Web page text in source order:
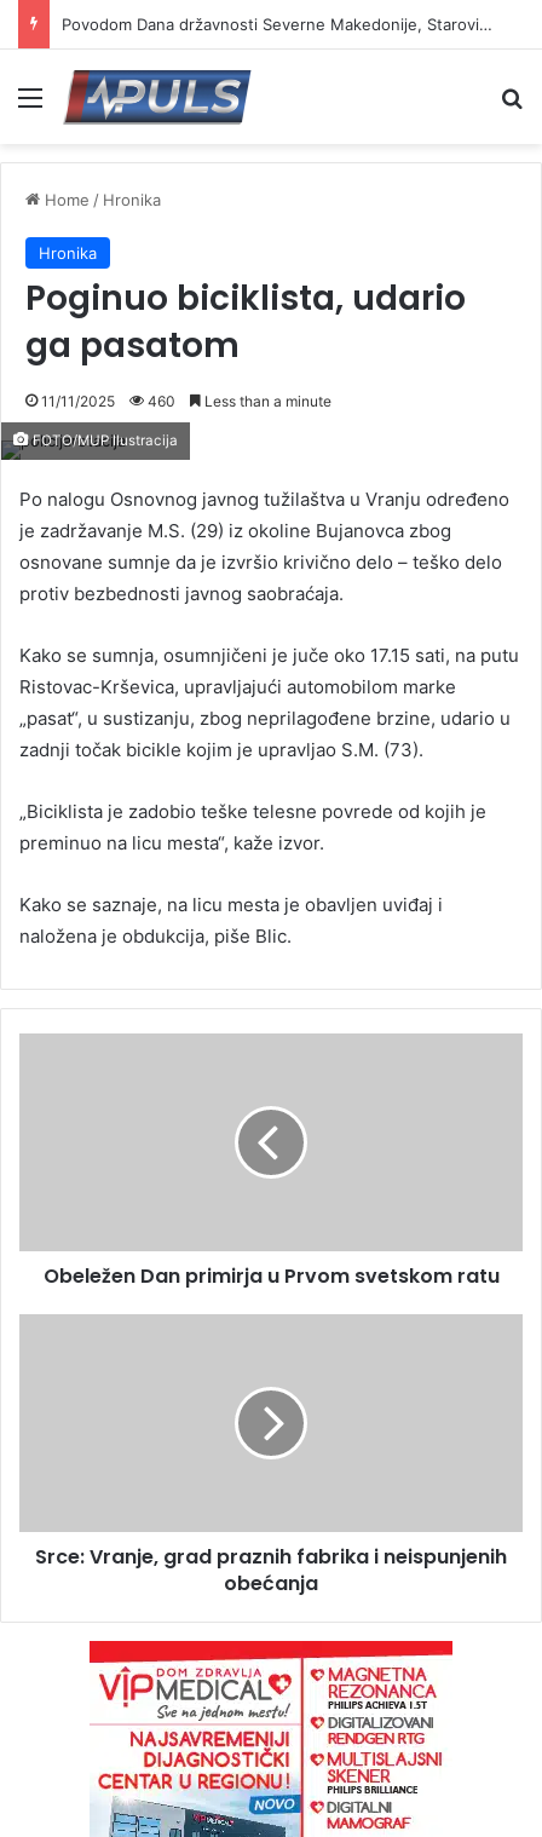
Povodom Dana državnosti Severne Makedonije, Starović i Toškovski u manastiru Prohor Pčinjski
Menu
Home / Hronika
Hronika
Poginuo biciklista, udario
ga pasatom
11/11/2025 460 Less than a minute
FOTO/MUP Ilustracija
Po nalogu Osnovnog javnog tužilaštva u Vranju određeno
je zadržavanje M.S. (29) iz okoline Bujanovca zbog
osnovane sumnje da je izvršio krivično delo – teško delo
protiv bezbednosti javnog saobraćaja.
Kako se sumnja, osumnjičeni je juče oko 17.15 sati, na putu
Ristovac-Krševica, upravljajući automobilom marke
„pasat“, u sustizanju, zbog neprilagođene brzine, udario u
zadnji točak bicikle kojim je upravljao S.M. (73).
„Biciklista je zadobio teške telesne povrede od kojih je
preminuo na licu mesta“, kaže izvor.
Kako se saznaje, na licu mesta je obavljen uviđaj i
naložena je obdukcija, piše Blic.
Obeležen Dan primirja u Prvom svetskom ratu
Srce: Vranje, grad praznih fabrika i neispunjenih
obećanja